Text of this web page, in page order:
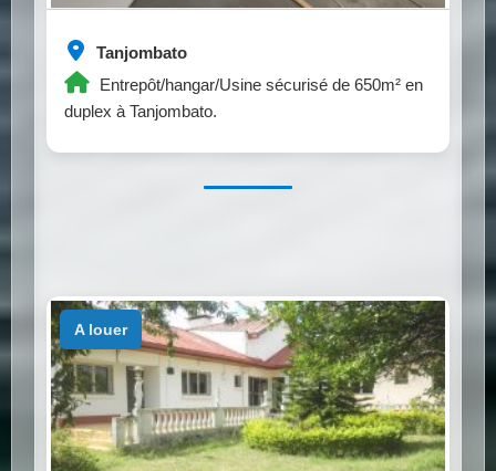
Tanjombato
Entrepôt/hangar/Usine sécurisé de 650m² en
duplex à Tanjombato.
a louer